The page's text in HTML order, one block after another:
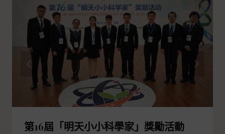
第16屆「明天小小科學家」獎勵活動